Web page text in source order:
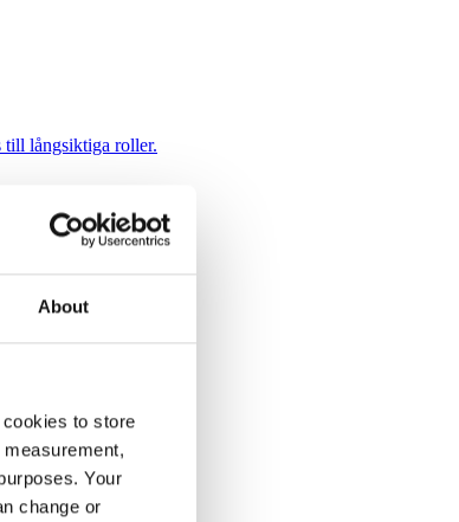
About
to store
Your
change or
till långsiktiga roller.